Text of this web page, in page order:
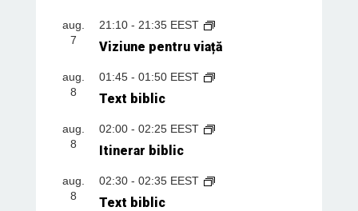
aug.
7
21:10- 21:35 EEST
Viziune pentru viață
aug.
8
01:45- 01:50 EEST
Text biblic
aug.
8
02:00- 02:25 EEST
Itinerar biblic
aug.
8
02:30- 02:35 EEST
Text biblic